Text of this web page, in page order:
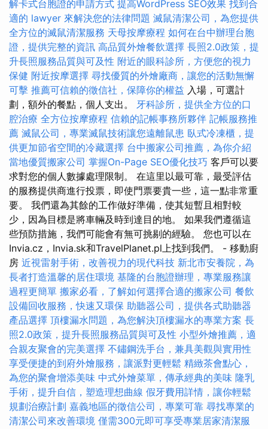
解卡式台胞證的申請方式 提高WordPress SEO效果 找到合
適的 lawyer 來解決您的法律問題 滅鼠清潔公司，為您提供
全方位的滅鼠清潔服務 天母按摩療程 如何在台中辦理台胞
證，提供完整的資訊 高品質外燴餐飲選擇 長照2.0政策，提
升長照服務品質與可及性 附近的眼科診所，方便您的視力
保健 附近按摩選擇 尋找優質的外燴廠商，讓您的活動無懈
可擊 推薦可信賴的徵信社，保障你的權益 入場，可選計
劃，額外的餐點，個人支出。 牙科診所，提供全方位的口
腔治療 全方位按摩療程 信賴的記帳事務所夥伴 記帳服務推
薦 滅鼠公司，專業滅鼠技術讓您遠離鼠患 臥式冷凍櫃，提
供更加節省空間的冷藏選擇 台中搬家公司推薦，為你介紹
當地優質搬家公司 掌握On-Page SEO優化技巧 客戶可以要
求對您的個人數據處理限制。 在這里以最可靠，最受評估
的服務提供商進行投票，即使門票要貴一些，這一點非常重
要。 我們還為其餘的工作做好準備，使其短暫且相對較
少，因為目標是將車輛及時到達目的地。 如果我們遵循這
些預防措施，我們可能會有無可挑剔的經驗。 您也可以在
Invia.cz，Invia.sk和TravelPlanet.pl上找到我們。 - 移動廚
房 近視雷射手術，改善視力的現代科技 新北市安養院，為
長者打造溫馨的居住環境 基隆的台胞證辦理，專業服務讓
過程更簡單 搬家必看，了解如何選擇合適的搬家公司 餐飲
設備回收服務，快速又環保 助聽器公司，提供各式助聽器
產品選擇 頂樓漏水問題，為您解決頂樓漏水的專業方案 長
照2.0政策，提升長照服務品質與可及性 小型外燴推薦，適
合親友聚會的完美選擇 不鏽鋼洗手台，兼具美觀與實用性
享受便捷的到府外燴服務，讓派對更輕鬆 精緻茶會點心，
為您的聚會增添美味 中式外燴菜單，傳承經典的美味 隆乳
手術，提升自信，塑造理想曲線 假牙費用詳情，讓你輕鬆
規劃治療計劃 嘉義地區的徵信公司，專業可靠 尋找專業的
清潔公司來改善環境 僅需300元即可享受專業居家清潔服